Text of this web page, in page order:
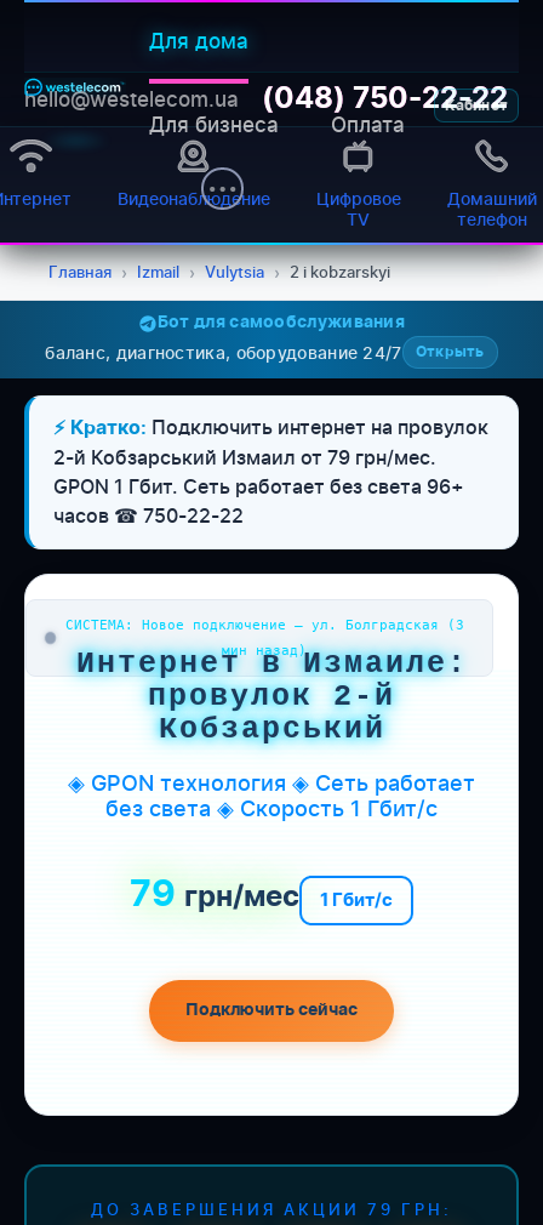
Для дома
Для бизнеса Оплата
Кабинет
hello@westelecom.ua (048) 750-22-22
Видеонаблюдение
Цифровое
TV
Домашний
телефон
Главная › Izmail › Vulytsia › 2 i kobzarskyi
Бот для самообслуживания
баланс, диагностика, оборудование 24/7 Открыть
⚡ Кратко: Подключить интернет на провулок
2-й Кобзарський Измаил от 79 грн/мес.
GPON 1 Гбит. Сеть работает без света 96+
часов ☎ 750-22-22
СИСТЕМА: Новое подключение — ул. Болградская (3
мин назад)
Интернет в Измаиле:
провулок 2-й
Кобзарський
◈ GPON технология ◈ Сеть работает
без света ◈ Скорость 1 Гбит/с
79 грн/мес 1 Гбит/с
Подключить сейчас
ДО ЗАВЕРШЕНИЯ АКЦИИ 79 ГРН:
WESTELECOM
Онлайн-підтримка